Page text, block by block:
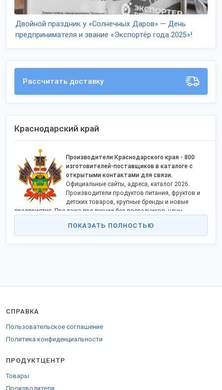
Двойной праздник у «Солнечных Даров» — День
предпринимателя и звание «Экспортёр года 2025»!
Рассчитать доставку
Краснодарский край
Производители Краснодарского края - 800
изготовителей-поставщиков в каталоге с
открытыми контактами для связи.
Официальные сайты, адреса, каталог 2026.
Производители продуктов питания, фруктов и
детских товаров, крупные бренды и новые
предприятия. Продажа продукции без посредников, цены
Краснодарский край — юг России. День рождения края — 13
комплексы.
Пищевая отрасль занимает первое место по объему выпускаемой
машиностроение, производство строительных материалов. На
малая доля. Доля производителей одежды и другой продукции
ПОКАЗАТЬ ПОЛНОСТЬЮ
СПРАВКА
Пользовательское соглашение
Политика конфиденциальности
ПРОДУКТЦЕНТР
Товары
Производители